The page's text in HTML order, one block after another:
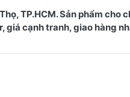
TP.HCM. Sản phẩm cho
giá cạnh tranh, giao hàng